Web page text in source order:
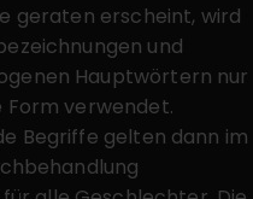
geraten erscheint, wird
und
Hauptwörtern nur
Form verwendet.
Begriffe gelten dann im